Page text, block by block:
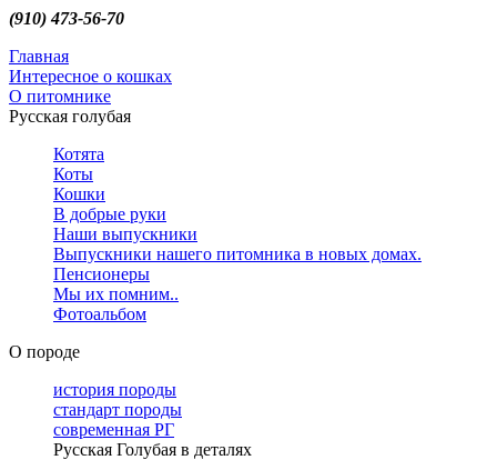
(910) 473-56-70
Главная
Интересное о кошках
О питомнике
Русская голубая
Котята
Коты
Кошки
В добрые руки
Наши выпускники
Выпускники нашего питомника в новых домах.
Пенсионеры
Мы их помним..
Фотоальбом
О породе
история породы
стандарт породы
современная РГ
Русская Голубая в деталях